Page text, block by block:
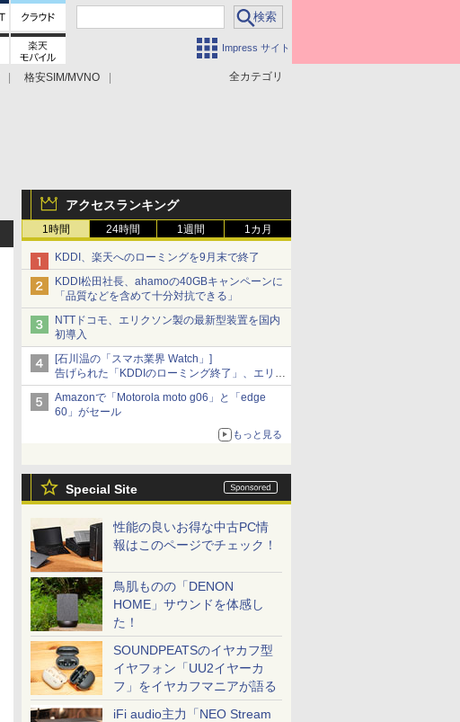
Impress サイト
全カテゴリ
格安SIM/MVNO
アクセスランキング
1時間 24時間 1週間 1カ月
KDDI、楽天へのローミングを9月末で終了
KDDI松田社長、ahamoの40GBキャンペーンに
「品質などを含めて十分対抗できる」
NTTドコモ、エリクソン製の最新型装置を国内
初導入
[石川温の「スマホ業界 Watch」]
告げられた「KDDIのローミング終了」、エリア
マップの落とし穴と楽天モバイルの課題
Amazonで「Motorola moto g06」と「edge
60」がセール
もっと見る
Special Site
性能の良いお得な中古PC情
報はこのページでチェック！
鳥肌ものの「DENON
HOME」サウンドを体感し
た！
SOUNDPEATSのイヤカフ型
イヤフォン「UU2イヤーカ
フ」をイヤカフマニアが語る
iFi audio主力「NEO Stream